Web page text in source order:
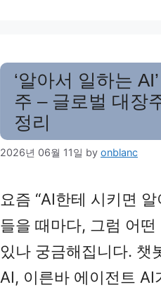
‘알아서 일하는
주 – 글로벌 대장
정리
2026년 06월 11일 by onblanc
요즘 “AI한테 시키면
들을 때마다, 그럼 어
있나 궁금해집니다. 챗
AI, 이른바 에이전트